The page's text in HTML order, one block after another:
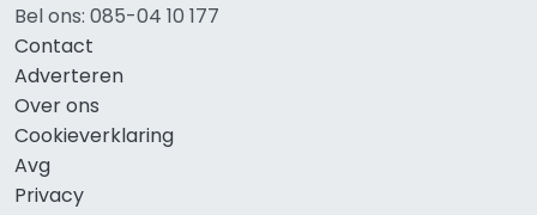
Bel ons: 085-04 10 177
Contact
Adverteren
Over ons
Cookieverklaring
Avg
Privacy